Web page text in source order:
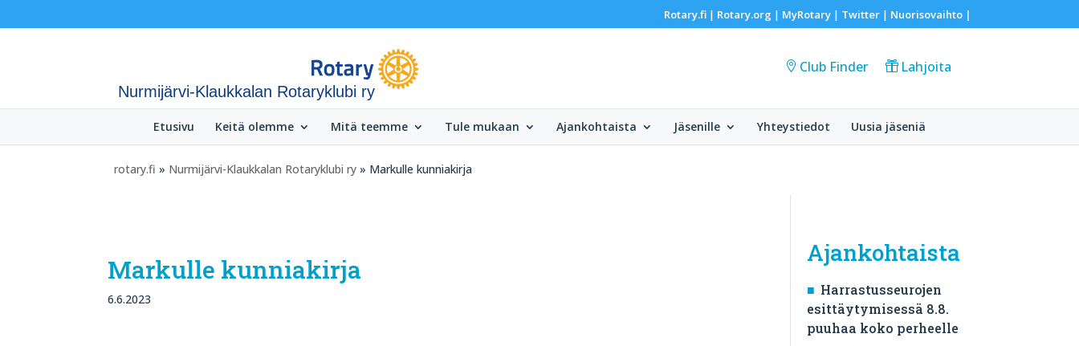
Rotary.fi| Rotary.org | MyRotary| Twitter| Nuorisovaihto|
Nurmijärvi-Klaukkalan Rotaryklubi ry
Club Finder Lahjoita
Etusivu Keitä olemme Mitä teemme Tule mukaan Ajankohtaista Jäsenille Yhteystiedot Uusia jäseniä
rotary.fi » Nurmijärvi-Klaukkalan Rotaryklubi ry » Markulle kunniakirja
Markulle kunniakirja
6.6.2023
Ajankohtaista
Harrastusseurojen
esittäytymisessä 8.8.
puuhaa koko perheelle